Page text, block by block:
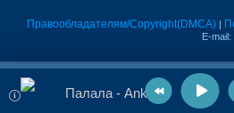
Правообладателям/Copyright(DMCA) |
E-mail:
Палала - Anka